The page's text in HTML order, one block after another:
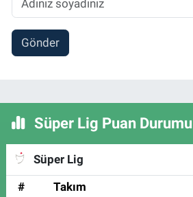
Gönder
Süper Lig Puan Durumu
Süper Lig
#
Takım